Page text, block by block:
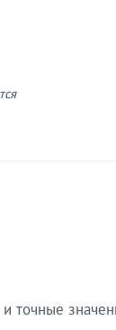
точные